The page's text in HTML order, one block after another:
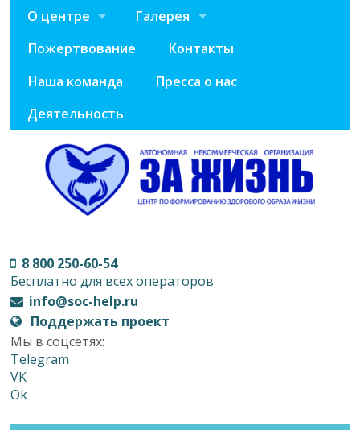
О центре
Галерея
Пожертвование
Контакты
Наша команда
Пресса о нас
Деятельность
8 800 250-60-54
Бесплатно для всех операторов
info@soc-help.ru
Поддержать проект
Мы в соцсетях:
Telegram
VK
Ok